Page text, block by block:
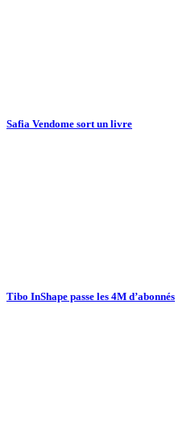
Safia Vendome sort un livre
Tibo InShape passe les 4M d’abonnés